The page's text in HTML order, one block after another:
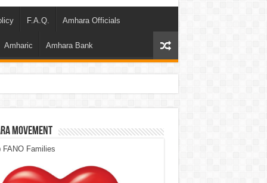
F.A.Q. Amhara Officials
Amharic Amhara Bank
Movement
FANO Families